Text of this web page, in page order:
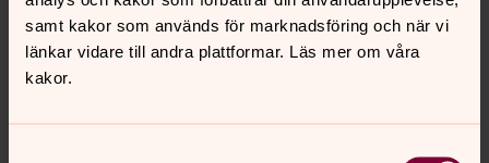
samt kakor som används för marknadsföring och när vi
länkar vidare till andra plattformar. Läs mer om våra
kakor.
Synpunkter eller frågor på sidans
innehåll?
norrkoping@svenskakyrkan.se